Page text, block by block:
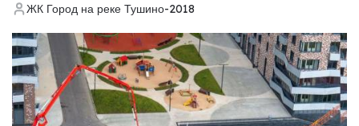
ЖК Город на реке Тушино-2018